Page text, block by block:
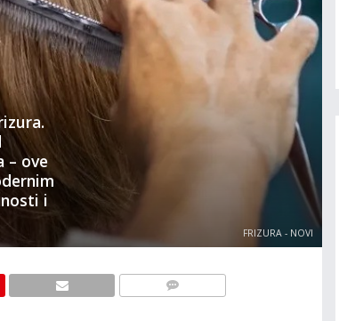
– ove
i
FRIZURA - NOVI